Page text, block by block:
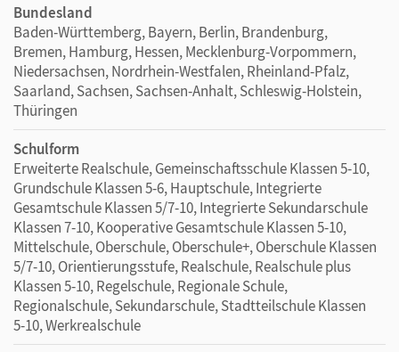
Bundesland
Baden-Württemberg, Bayern, Berlin, Brandenburg,
Bremen, Hamburg, Hessen, Mecklenburg-Vorpommern,
Niedersachsen, Nordrhein-Westfalen, Rheinland-Pfalz,
Saarland, Sachsen, Sachsen-Anhalt, Schleswig-Holstein,
Thüringen
Schulform
Erweiterte Realschule, Gemeinschaftsschule Klassen 5-10,
Grundschule Klassen 5-6, Hauptschule, Integrierte
Gesamtschule Klassen 5/7-10, Integrierte Sekundarschule
Klassen 7-10, Kooperative Gesamtschule Klassen 5-10,
Mittelschule, Oberschule, Oberschule+, Oberschule Klassen
5/7-10, Orientierungsstufe, Realschule, Realschule plus
Klassen 5-10, Regelschule, Regionale Schule,
Regionalschule, Sekundarschule, Stadtteilschule Klassen
5-10, Werkrealschule